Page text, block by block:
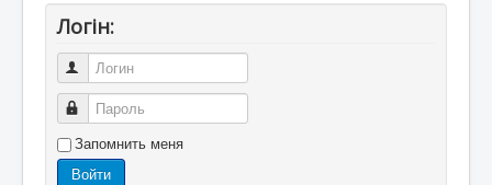
Логін:
Логин
Пароль
Запомнить меня
Войти